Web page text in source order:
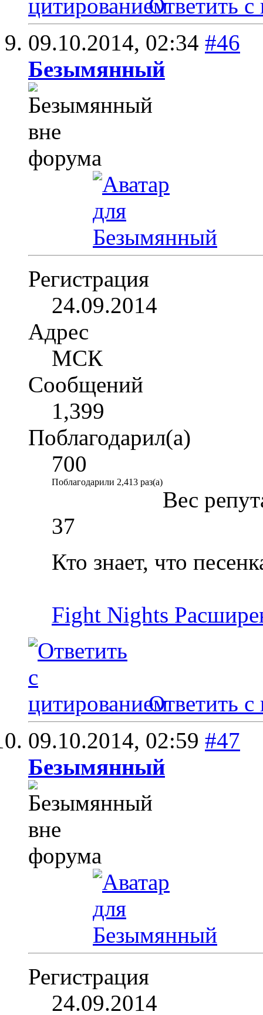
Ответить с
09.10.2014, 02:34 #46
Безымянный
Регистрация
24.09.2014
Адрес
МСК
Сообщений
1,399
Поблагодарил(а)
700
Поблагодарили 2,413 раз(а)
Вес
37
Кто знает, что
Fight Nights
Ответить с
09.10.2014, 02:59 #47
Безымянный
Регистрация
24.09.2014